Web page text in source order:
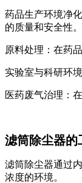
药品生产环境净
的质量和安全性‌。
原料处理‌：在药
实验室与科研环
医药废气治理‌：
‌滤筒除尘器的
滤筒除尘器通过
浓度的环境‌。